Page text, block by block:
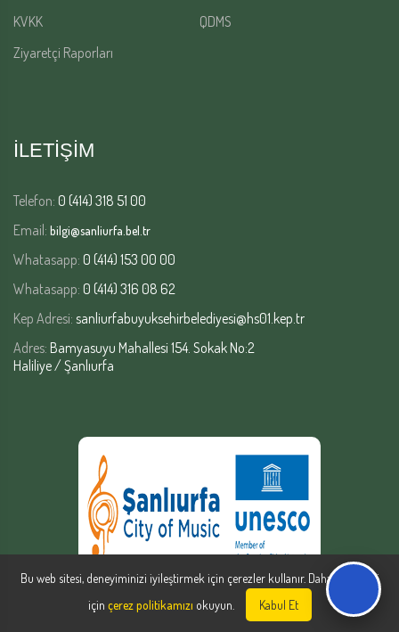
KVKK
QDMS
Ziyaretçi Raporları
İLETİŞİM
Telefon: 0 (414) 318 51 00
Email: bilgi@sanliurfa.bel.tr
Whatasapp: 0 (414) 153 00 00
Whatasapp: 0 (414) 316 08 62
Kep Adresi: sanliurfabuyuksehirbelediyesi@hs01.kep.tr
Adres: Bamyasuyu Mahallesi 154. Sokak No:2
Haliliye / Şanlıurfa
Şanlıurfa Büyükşehir Belediyesi | Yazılım Şube Müdürlüğü © Copyright
Bu web sitesi, deneyiminizi iyileştirmek için çerezler kullanır. Daha fazla bilgi
için çerez politikamızı okuyun. Kabul Et